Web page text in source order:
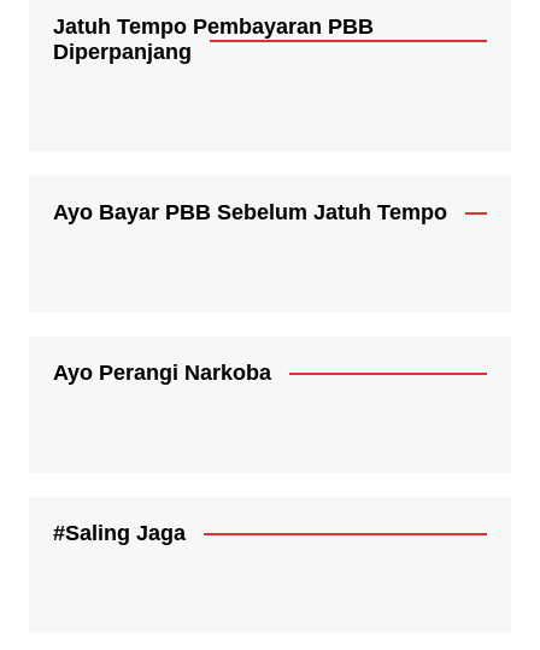
Jatuh Tempo Pembayaran PBB
Diperpanjang
Ayo Bayar PBB Sebelum Jatuh Tempo
Ayo Perangi Narkoba
#Saling Jaga